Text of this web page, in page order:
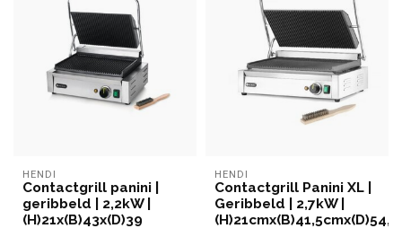
HENDI
Contactgrill panini |
geribbeld | 2,2kW |
(H)21x(B)43x(D)39
HENDI
Contactgrill Panini XL |
Geribbeld | 2,7kW |